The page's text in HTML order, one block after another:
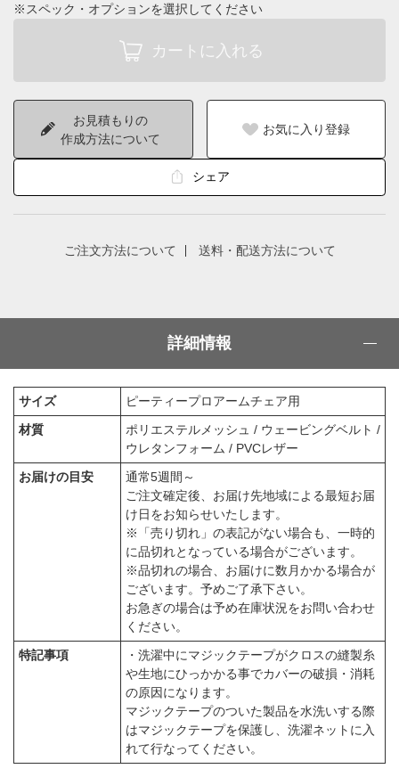
※スペック・オプションを選択してください
お見積もりの
作成方法について
お気に入り登録
シェア
ご注文方法について 送料・配送方法について
詳細情報
サイズ
ピーティープロアームチェア用
材質
ポリエステルメッシュ / ウェービングベルト /
ウレタンフォーム / PVCレザー
お届けの目安
通常5週間～
ご注文確定後、お届け先地域による最短お届
け日をお知らせいたします。
※「売り切れ」の表記がない場合も、一時的
に品切れとなっている場合がございます。
※品切れの場合、お届けに数月かかる場合が
ございます。予めご了承下さい。
お急ぎの場合は予め在庫状況をお問い合わせ
ください。
特記事項
・洗濯中にマジックテープがクロスの縫製糸
や生地にひっかかる事でカバーの破損・消耗
の原因になります。
マジックテープのついた製品を水洗いする際
はマジックテープを保護し、洗濯ネットに入
れて行なってください。